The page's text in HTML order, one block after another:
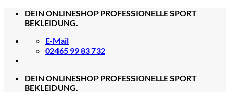
Zum
DEIN ONLINESHOP PROFESSIONELLE SPORT
BEKLEIDUNG.
E-Mail
02465 99 83 732
DEIN ONLINESHOP PROFESSIONELLE SPORT
BEKLEIDUNG.